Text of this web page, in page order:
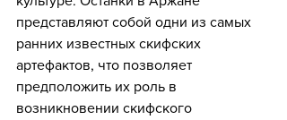
представляют собой одни из самых
ранних известных скифских
артефактов, что позволяет
предположить их роль в
возникновении скифского